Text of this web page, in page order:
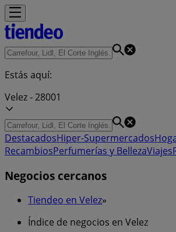
Estás aquí:
Velez - 28001
DestacadosHiper-Supermercados
RecambiosPerfumerías y BellezaViajes
Negocios cercanos
Tiendeo en Velez»
Índice de negocios en Velez